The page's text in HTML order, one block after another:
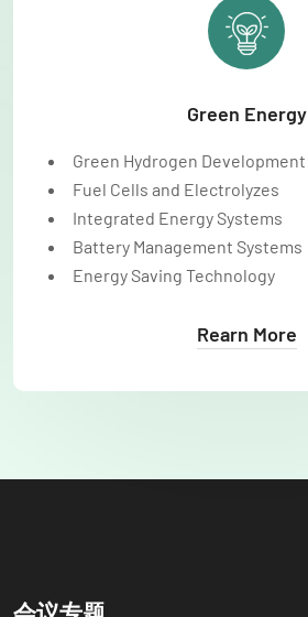
Green Energy
Green Hydrogen Development
Fuel Cells and Electrolyzes
Integrated Energy Systems
Battery Management Systems
Energy Saving Technology
Rearn More